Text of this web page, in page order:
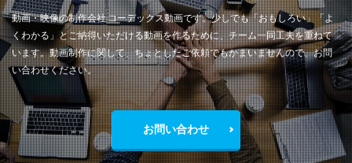
動画・映像の制作会社 コーデックス動画です。少しでも「おもしろい」「よ
くわかる」とご納得いただける動画を作るために、チーム一同工夫を重ねて
います。動画制作に関して、ちょとしたご依頼でもかまいませんので、お問
い合わせください。
お問い合わせ